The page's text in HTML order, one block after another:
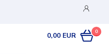
0
0,00 EUR